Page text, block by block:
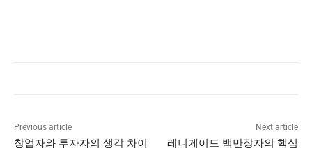
Previous article
창업자와 투자자의 생각 차이
Next article
레니게이드 백만장자의 핵심